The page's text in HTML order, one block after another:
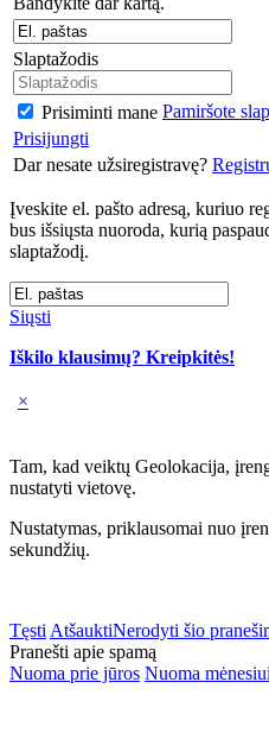
Slaptažodis
Prisiminti mane Pamiršote
Prisijungti
Dar nesate užsiregistravę?
Įveskite el. pašto adresą, kuriuo
bus išsiųsta nuoroda, kurią
slaptažodį.
Siųsti
Iškilo klausimų? Kreipkitės!
×
Tam, kad veiktų Geolokacija,
nustatyti vietovę.
Nustatymas, priklausomai nuo
sekundžių.
Tęsti AtšauktiNerodyti šio
Pranešti apie spamą
Nuoma prie jūros Nuoma mėnesiui